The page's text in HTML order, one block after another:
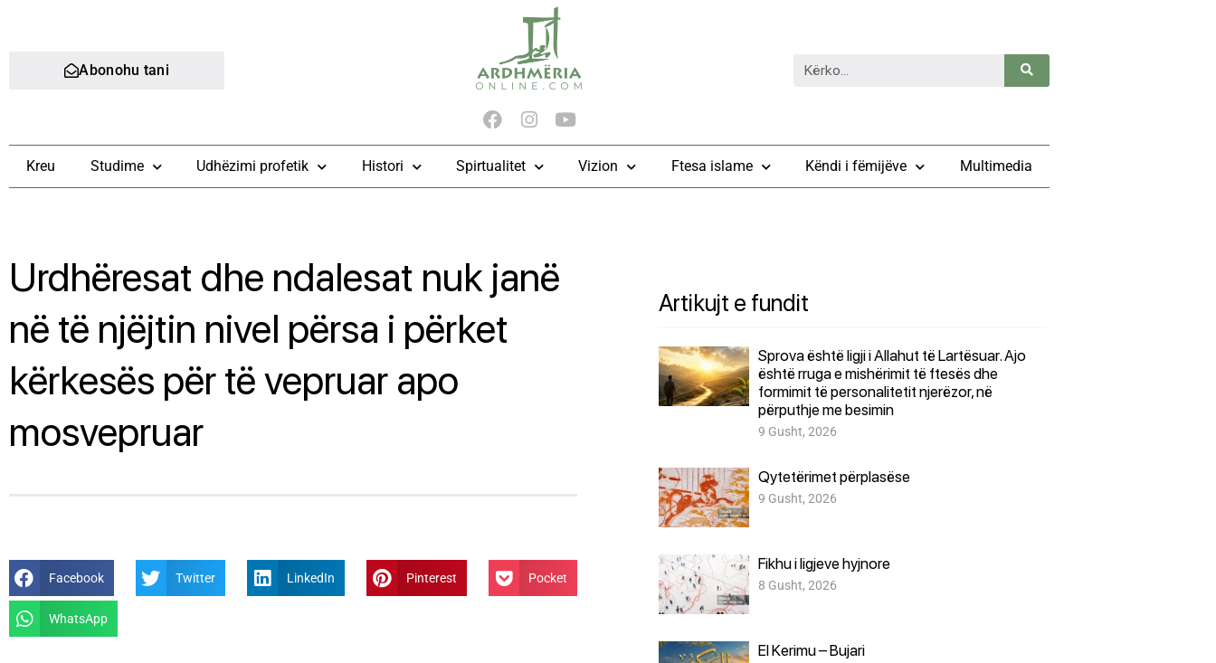
Abonohu tani
Kreu Studime Udhëzimi profetik Histori Spirtualitet Vizion Ftesa islame Këndi i fëmijëve Multimedia
Urdhëresat dhe ndalesat nuk janë
në të njëjtin nivel përsa i përket
kërkesës për të vepruar apo
mosvepruar
Facebook Twitter LinkedIn Pinterest Pocket
WhatsApp
Artikujt e fundit
Sprova është ligji i Allahut të Lartësuar. Ajo
është rruga e mishërimit të ftesës dhe
formimit të personalitetit njerëzor, në
përputhje me besimin
9 Gusht, 2026
Qytetërimet përplasëse
9 Gusht, 2026
Fikhu i ligjeve hyjnore
8 Gusht, 2026
El Kerimu – Bujari